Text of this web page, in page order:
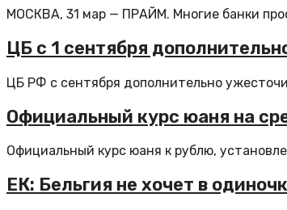
МОСКВА, 31 мар — ПРАЙМ. Многие банки
ЦБ с 1 сентября
ЦБ РФ с сентября дополнительно
Официальный курс юаня на
Официальный курс юаня к рублю,
ЕК: Бельгия не хочет в